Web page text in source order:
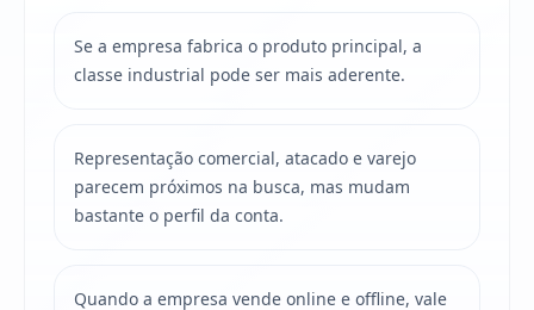
Se a empresa fabrica o produto principal, a
classe industrial pode ser mais aderente.
Representação comercial, atacado e varejo
parecem próximos na busca, mas mudam
bastante o perfil da conta.
Quando a empresa vende online e offline, vale